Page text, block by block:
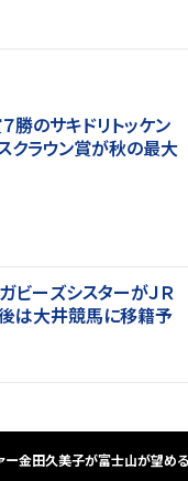
勝のサキドリトッケン
クラウン賞が秋の最大
ビーズシスターがＪＲ
は大井競馬に移籍予
ー金田久美子が富士山が望め